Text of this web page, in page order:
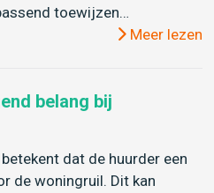
toewijzen…
Meer lezen
belang bij
dat de huurder een
de woningruil. Dit kan